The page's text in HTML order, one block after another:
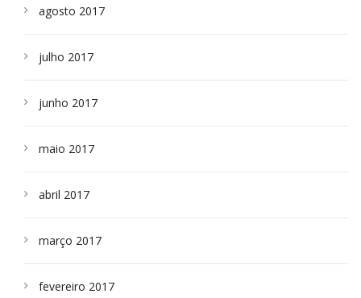
agosto 2017
julho 2017
junho 2017
maio 2017
abril 2017
março 2017
fevereiro 2017